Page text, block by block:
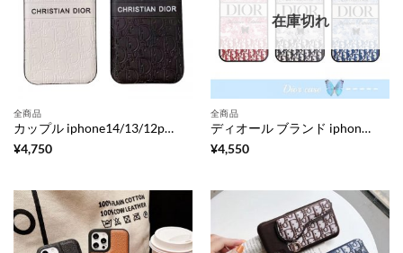
全商品
カップル iphone14/13/12proケース ディオール アイフォン11pro/11pro max カバー ブランド コピー DIOR iphonexs max/xr/se2 携帯ケース シンプル 衝撃
¥4,750
在庫切れ
全商品
ディオール ブランド iphone12pro/12ミニケース アニマル柄 dior アイフォン12/11pro max カバー 頑丈 可愛い iphonexs/xr/se2 保護ケース おしゃれ スマホケース7/8 薄い
¥4,550